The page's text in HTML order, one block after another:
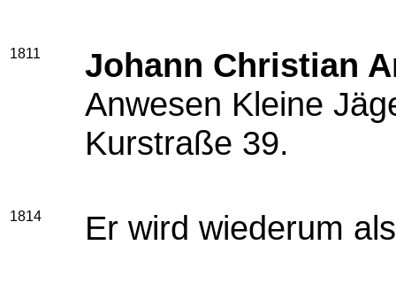
1811
Johann Christian
Anwesen Kleine
Kurstraße 39.
1814 Er wird wiederum